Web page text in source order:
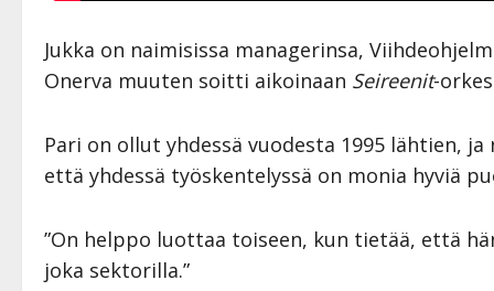
Jukka on naimisissa managerinsa,
Onerva muuten soitti aikoinaan Seireenit-
Pari on ollut yhdessä vuodesta 1995 lähtien,
että yhdessä työskentelyssä on monia hyviä
”On helppo luottaa toiseen, kun tietää, että
joka sektorilla.”